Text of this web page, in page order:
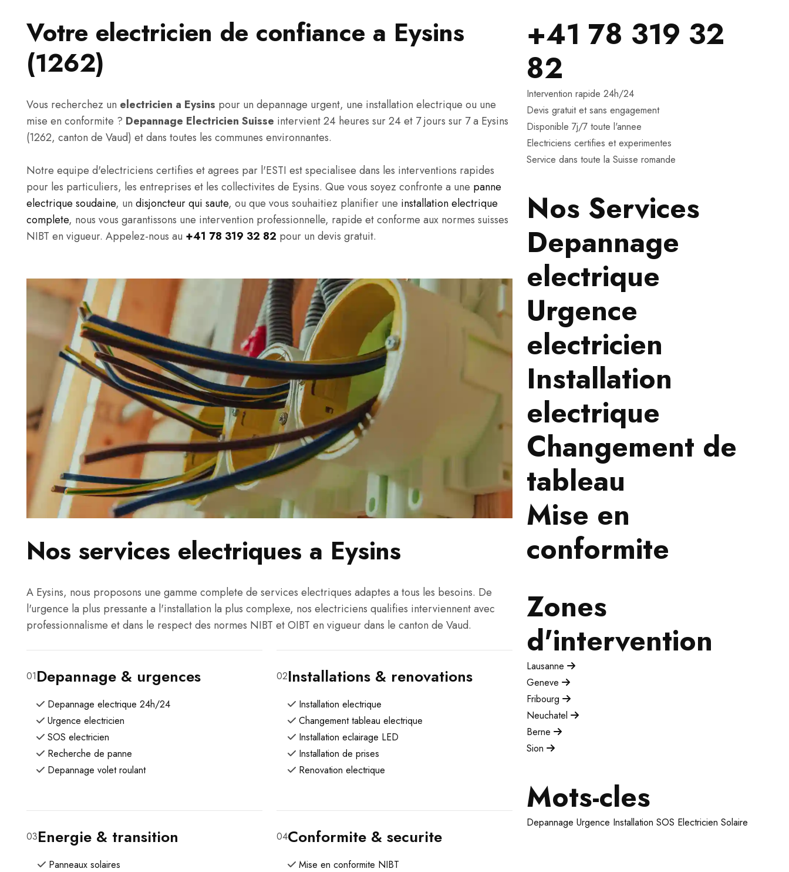
Votre electricien de confiance a Eysins
(1262)
Vous recherchez un electricien a Eysins pour un depannage urgent, une installation electrique ou une
mise en conformite ? Depannage Electricien Suisse intervient 24 heures sur 24 et 7 jours sur 7 a Eysins
(1262, canton de Vaud) et dans toutes les communes environnantes.
Notre equipe d'electriciens certifies et agrees par l'ESTI est specialisee dans les interventions rapides
pour les particuliers, les entreprises et les collectivites de Eysins. Que vous soyez confronte a une panne
electrique soudaine, un disjoncteur qui saute, ou que vous souhaitiez planifier une installation electrique
complete, nous vous garantissons une intervention professionnelle, rapide et conforme aux normes suisses
NIBT en vigueur. Appelez-nous au +41 78 319 32 82 pour un devis gratuit.
Nos services electriques a Eysins
A Eysins, nous proposons une gamme complete de services electriques adaptes a tous les besoins. De
l'urgence la plus pressante a l'installation la plus complexe, nos electriciens qualifies interviennent avec
professionnalisme et dans le respect des normes NIBT et OIBT en vigueur dans le canton de Vaud.
01Depannage & urgences
Depannage electrique 24h/24
Urgence electricien
SOS electricien
Recherche de panne
Depannage volet roulant
02Installations & renovations
Installation electrique
Changement tableau electrique
Installation eclairage LED
Installation de prises
Renovation electrique
03Energie & transition
Panneaux solaires
04Conformite & securite
Mise en conformite NIBT
+41 78 319 32
82
Intervention rapide 24h/24
Devis gratuit et sans engagement
Disponible 7j/7 toute l'annee
Electriciens certifies et experimentes
Service dans toute la Suisse romande
Nos Services
Depannage
electrique
Urgence
electricien
Installation
electrique
Changement de
tableau
Mise en
conformite
Zones
d'intervention
Lausanne
Geneve
Fribourg
Neuchatel
Berne
Sion
Mots-cles
Depannage Urgence Installation SOS Electricien Solaire